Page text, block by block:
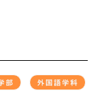
部 外国語学科